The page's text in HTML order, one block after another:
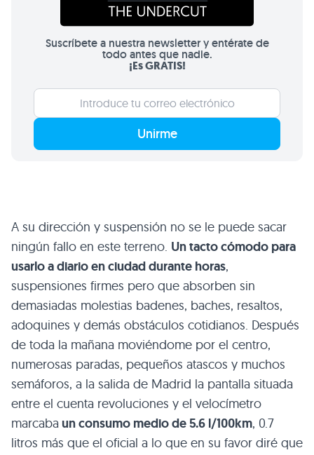
Suscríbete a nuestra newsletter y entérate de
todo antes que nadie.
¡Es GRATIS!
Unirme
A su dirección y suspensión no se le puede sacar
ningún fallo en este terreno. Un tacto cómodo para
usarlo a diario en ciudad durante horas,
suspensiones firmes pero que absorben sin
demasiadas molestias badenes, baches, resaltos,
adoquines y demás obstáculos cotidianos. Después
de toda la mañana moviéndome por el centro,
numerosas paradas, pequeños atascos y muchos
semáforos, a la salida de Madrid la pantalla situada
entre el cuenta revoluciones y el velocímetro
marcaba un consumo medio de 5.6 l/100km, 0.7
litros más que el oficial a lo que en su favor diré que